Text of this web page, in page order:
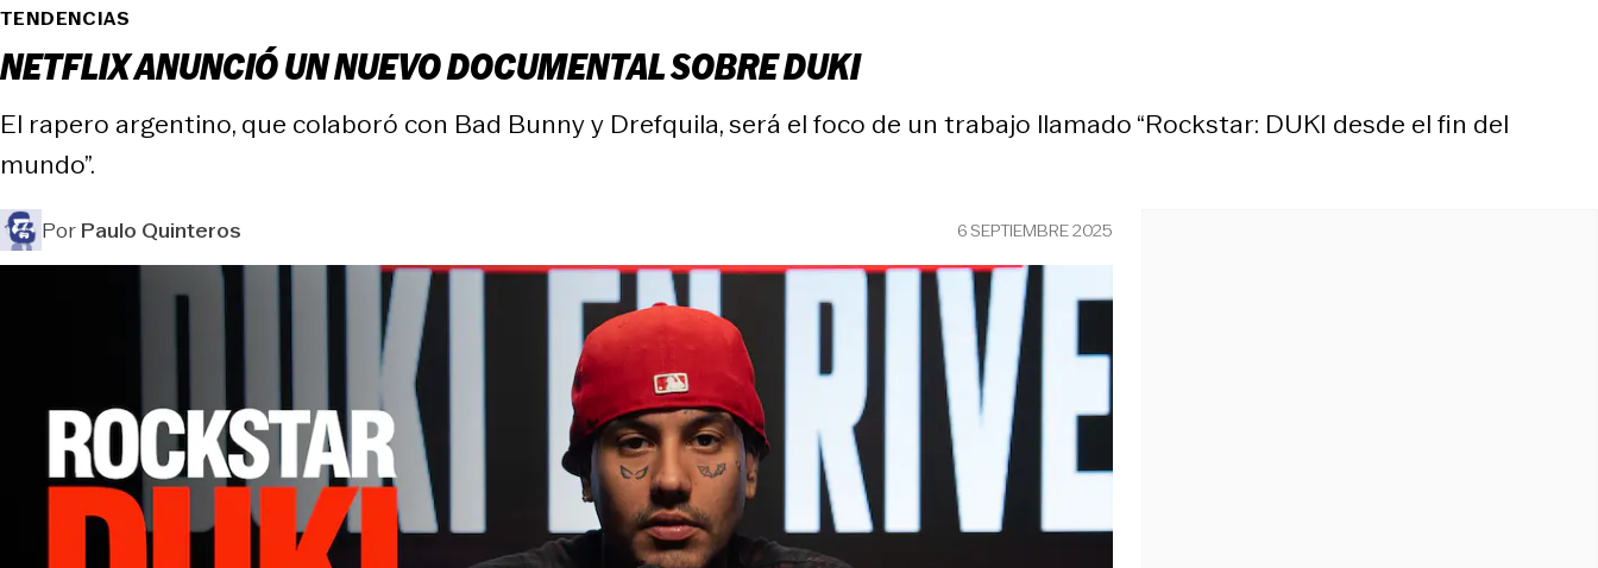
TENDENCIAS
NETFLIX ANUNCIÓ UN NUEVO DOCUMENTAL SOBRE DUKI
El rapero argentino, que colaboró con Bad Bunny y Drefquila, será el foco de un trabajo llamado “Rockstar: DUKI desde el fin del
mundo”.
PorPaulo Quinteros 6 SEPTIEMBRE 2025